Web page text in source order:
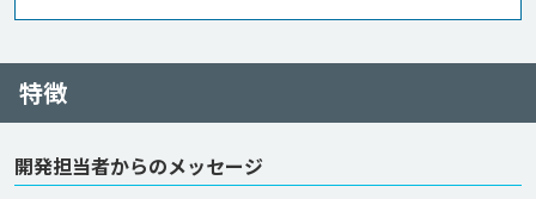
特徴
開発担当者からのメッセージ